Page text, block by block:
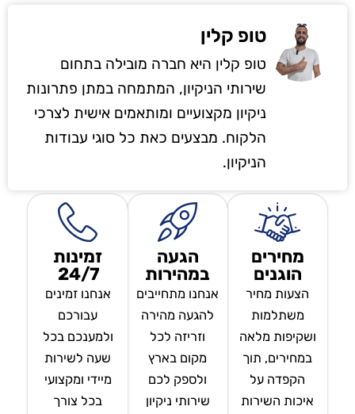
טופ קלין
טופ קלין היא חברה מובילה בתחום
שירותי הניקיון, המתמחה במתן פתרונות
ניקיון מקצועיים ומותאמים אישית לצרכי
הלקוח. מבצעים כאת כל סוגי עבודות
הניקיון.
מחירים
הוגנים
הצעות מחיר
משתלמות
ושקיפות מלאה
במחירים, תוך
הקפדה על
איכות השירות
הגעה
במהירות
אנחנו מתחייבים
להגעה מהירה
וזריזה לכל
מקום בארץ
ולספק לכם
שירותי ניקיון
זמינות
24/7
אנחנו זמינים
עבורכם
ולמענכם בכל
שעה לשירות
מיידי ומקצועי
בכל צורך